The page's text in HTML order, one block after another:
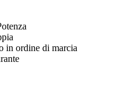
in ordine di marcia